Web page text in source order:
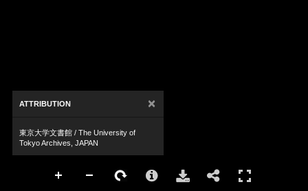
ATTRIBUTION ×
東京大学文書館 / The University of
Tokyo Archives, JAPAN